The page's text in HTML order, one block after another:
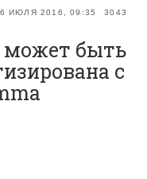
ИЮЛЯ 2016, 09:35 3043
может быть
с